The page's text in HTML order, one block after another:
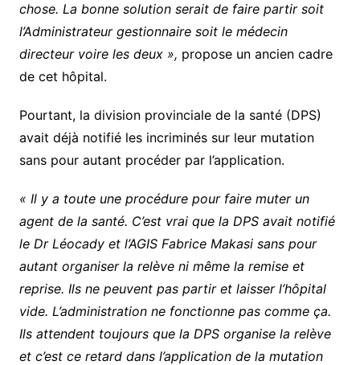
chose. La bonne solution serait de faire partir soit
l’Administrateur gestionnaire soit le médecin
directeur voire les deux », propose un ancien cadre
de cet hôpital.
Pourtant, la division provinciale de la santé (DPS)
avait déjà notifié les incriminés sur leur mutation
sans pour autant procéder par l’application.
« Il y a toute une procédure pour faire muter un
agent de la santé. C’est vrai que la DPS avait notifié
le Dr Léocady et l’AGIS Fabrice Makasi sans pour
autant organiser la relève ni même la remise et
reprise. Ils ne peuvent pas partir et laisser l’hôpital
vide. L’administration ne fonctionne pas comme ça.
Ils attendent toujours que la DPS organise la relève
et c’est ce retard dans l’application de la mutation